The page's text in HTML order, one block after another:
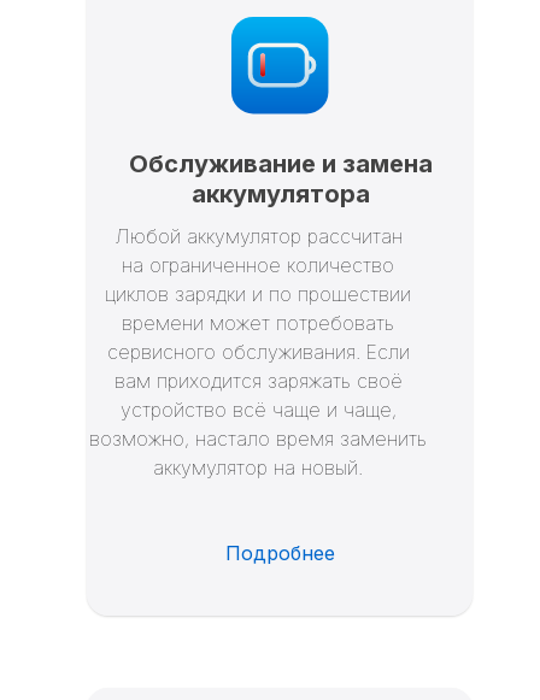
Любой аккумулятор рассчитан
на ограниченное количество
циклов зарядки и по прошествии
времени может потребовать
сервисного обслуживания. Если
вам приходится заряжать своё
устройство всё чаще и чаще,
возможно, настало время заменить
аккумулятор на новый.
Обслуживание и замена
аккумулятора
Подробнее